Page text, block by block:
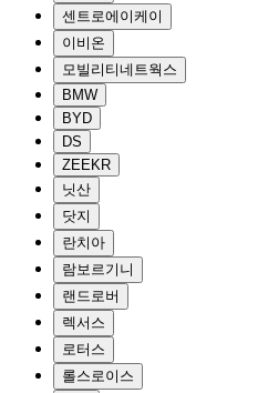
센트로에이케이
이비온
모빌리티네트웍스
BMW
BYD
DS
ZEEKR
닛산
닷지
란치아
람보르기니
랜드로버
렉서스
로터스
롤스로이스